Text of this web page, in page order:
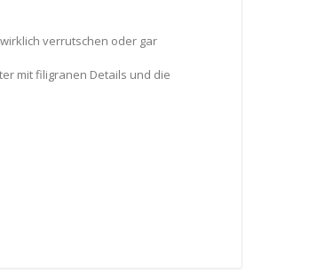
verrutschen oder gar
mit filigranen Details und die